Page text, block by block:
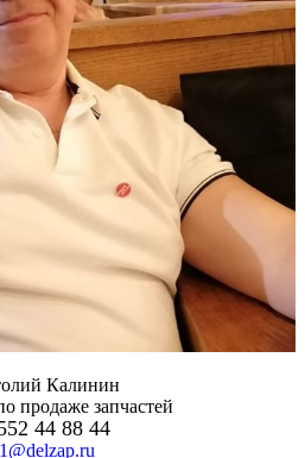
Калинин
продаже запчастей
44 88 44